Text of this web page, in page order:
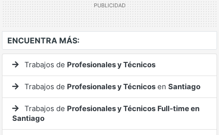
ENCUENTRA MÁS:
Trabajos de Profesionales y Técnicos
Trabajos de Profesionales y Técnicos en Santiago
Trabajos de Profesionales y Técnicos Full-time en
Santiago